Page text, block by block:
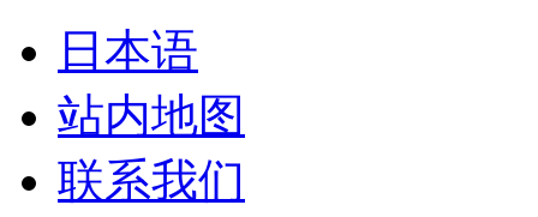
日本语
站内地图
联系我们